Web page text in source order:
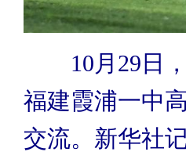
10月29日
福建霞浦一中
交流。新华社